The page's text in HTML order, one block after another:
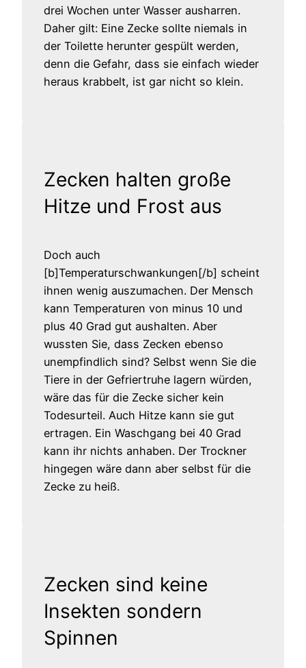
drei Wochen unter Wasser ausharren.
Daher gilt: Eine Zecke sollte niemals in
der Toilette herunter gespült werden,
denn die Gefahr, dass sie einfach wieder
heraus krabbelt, ist gar nicht so klein.
Zecken halten große
Hitze und Frost aus
Doch auch
[b]Temperaturschwankungen[/b] scheint
ihnen wenig auszumachen. Der Mensch
kann Temperaturen von minus 10 und
plus 40 Grad gut aushalten. Aber
wussten Sie, dass Zecken ebenso
unempfindlich sind? Selbst wenn Sie die
Tiere in der Gefriertruhe lagern würden,
wäre das für die Zecke sicher kein
Todesurteil. Auch Hitze kann sie gut
ertragen. Ein Waschgang bei 40 Grad
kann ihr nichts anhaben. Der Trockner
hingegen wäre dann aber selbst für die
Zecke zu heiß.
Zecken sind keine
Insekten sondern
Spinnen